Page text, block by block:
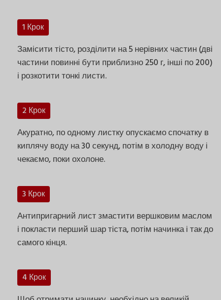
1 Крок
Замісити тісто, розділити на 5 нерівних частин (дві
частини повинні бути приблизно 250 г, інші по 200)
і розкотити тонкі листи.
2 Крок
Акуратно, по одному листку опускаємо спочатку в
киплячу воду на 30 секунд, потім в холодну воду і
чекаємо, поки охолоне.
3 Крок
Антипригарний лист змастити вершковим маслом
і покласти перший шар тіста, потім начинка і так до
самого кінця.
4 Крок